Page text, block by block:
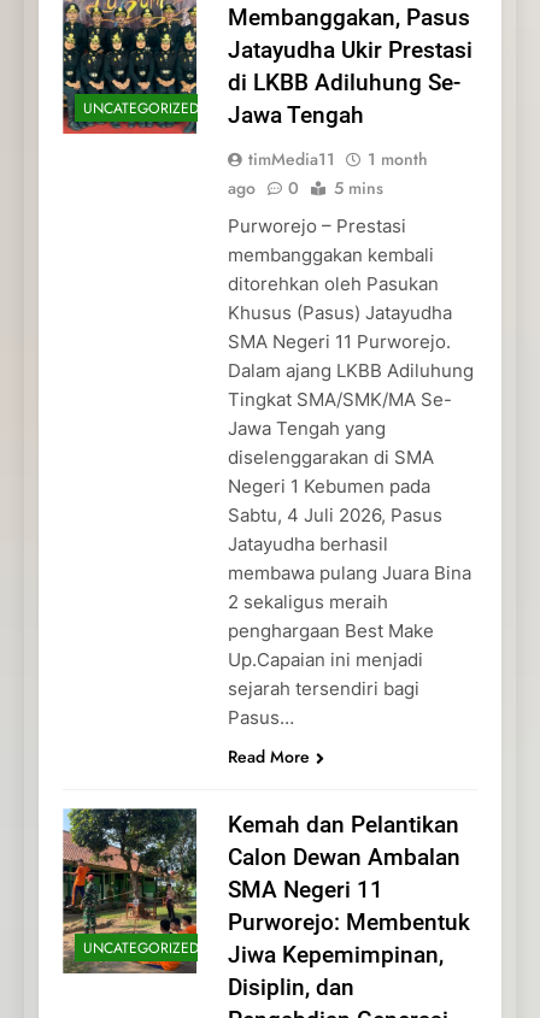
UNCATEGORIZED
Membanggakan, Pasus
Jatayudha Ukir Prestasi
di LKBB Adiluhung Se-
Jawa Tengah
timMedia11
1 month
ago
0 5 mins
Purworejo – Prestasi
membanggakan kembali
ditorehkan oleh Pasukan
Khusus (Pasus) Jatayudha
SMA Negeri 11 Purworejo.
Dalam ajang LKBB Adiluhung
Tingkat SMA/SMK/MA Se-
Jawa Tengah yang
diselenggarakan di SMA
Negeri 1 Kebumen pada
Sabtu, 4 Juli 2026, Pasus
Jatayudha berhasil
membawa pulang Juara Bina
2 sekaligus meraih
penghargaan Best Make
Up.Capaian ini menjadi
sejarah tersendiri bagi
Pasus…
Read More
UNCATEGORIZED
Kemah dan Pelantikan
Calon Dewan Ambalan
SMA Negeri 11
Purworejo: Membentuk
Jiwa Kepemimpinan,
Disiplin, dan